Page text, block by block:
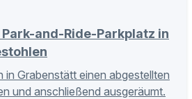
and-Ride-Parkplatz in
in Grabenstätt einen abgestellten
und anschließend ausgeräumt.